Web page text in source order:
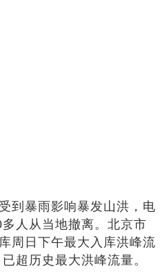
到暴雨影响暴发山洪，电
人从当地撤离。北京市
周日下午最大入库洪峰流
超历史最大洪峰流量。